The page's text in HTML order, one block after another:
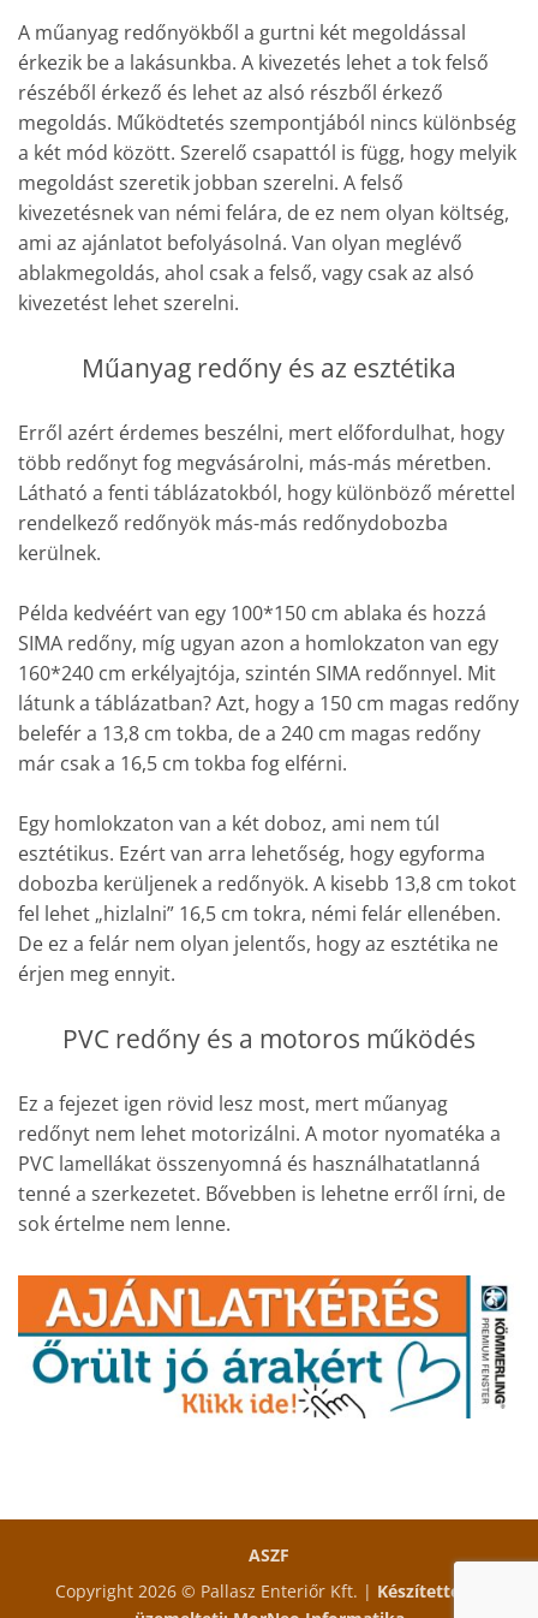
A műanyag redőnyökből a gurtni két megoldással
érkezik be a lakásunkba. A kivezetés lehet a tok felső
részéből érkező és lehet az alsó részből érkező
megoldás. Működtetés szempontjából nincs különbség
a két mód között. Szerelő csapattól is függ, hogy melyik
megoldást szeretik jobban szerelni. A felső
kivezetésnek van némi felára, de ez nem olyan költség,
ami az ajánlatot befolyásolná. Van olyan meglévő
ablakmegoldás, ahol csak a felső, vagy csak az alsó
kivezetést lehet szerelni.
Műanyag redőny és az esztétika
Erről azért érdemes beszélni, mert előfordulhat, hogy
több redőnyt fog megvásárolni, más-más méretben.
Látható a fenti táblázatokból, hogy különböző mérettel
rendelkező redőnyök más-más redőnydobozba
kerülnek.
Példa kedvéért van egy 100*150 cm ablaka és hozzá
SIMA redőny, míg ugyan azon a homlokzaton van egy
160*240 cm erkélyajtója, szintén SIMA redőnnyel. Mit
látunk a táblázatban? Azt, hogy a 150 cm magas redőny
belefér a 13,8 cm tokba, de a 240 cm magas redőny
már csak a 16,5 cm tokba fog elférni.
Egy homlokzaton van a két doboz, ami nem túl
esztétikus. Ezért van arra lehetőség, hogy egyforma
dobozba kerüljenek a redőnyök. A kisebb 13,8 cm tokot
fel lehet „hizlalni” 16,5 cm tokra, némi felár ellenében.
De ez a felár nem olyan jelentős, hogy az esztétika ne
érjen meg ennyit.
PVC redőny és a motoros működés
Ez a fejezet igen rövid lesz most, mert műanyag
redőnyt nem lehet motorizálni. A motor nyomatéka a
PVC lamellákat összenyomná és használhatatlanná
tenné a szerkezetet. Bővebben is lehetne erről írni, de
sok értelme nem lenne.
ASZF
Copyright 2026 © Pallasz Enteriőr Kft. | Készítette és